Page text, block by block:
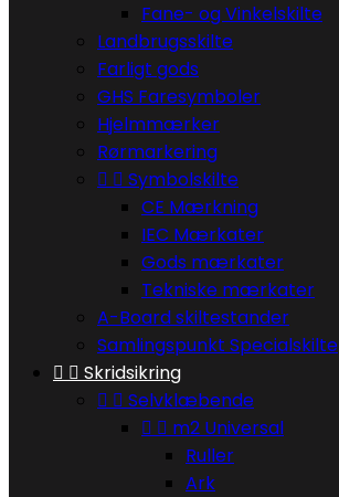
Fane- og Vinkelskilte
Landbrugsskilte
Farligt gods
GHS Faresymboler
Hjelmmærker
Rørmarkering
  Symbolskilte
CE Mærkning
IEC Mærkater
Gods mærkater
Tekniske mærkater
A-Board skiltestander
Samlingspunkt Specialskilte
  Skridsikring
  Selvklæbende
  m2 Universal
Ruller
Ark